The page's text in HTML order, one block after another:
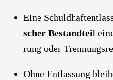
Eine
scher Bestand­teil
rung oder
Ohne Ent­las­sung